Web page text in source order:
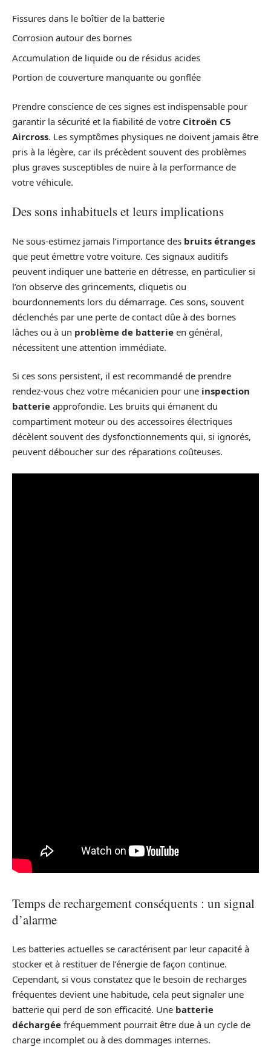
Fissures dans le boîtier de la batterie
Corrosion autour des bornes
Accumulation de liquide ou de résidus acides
Portion de couverture manquante ou gonflée
Prendre conscience de ces signes est indispensable pour
garantir la sécurité et la fiabilité de votre Citroën C5
Aircross. Les symptômes physiques ne doivent jamais être
pris à la légère, car ils précèdent souvent des problèmes
plus graves susceptibles de nuire à la performance de
votre véhicule.
Des sons inhabituels et leurs implications
Ne sous-estimez jamais l’importance des bruits étranges
que peut émettre votre voiture. Ces signaux auditifs
peuvent indiquer une batterie en détresse, en particulier si
l’on observe des grincements, cliquetis ou
bourdonnements lors du démarrage. Ces sons, souvent
déclenchés par une perte de contact dûe à des bornes
lâches ou à un problème de batterie en général,
nécessitent une attention immédiate.
Si ces sons persistent, il est recommandé de prendre
rendez-vous chez votre mécanicien pour une inspection
batterie approfondie. Les bruits qui émanent du
compartiment moteur ou des accessoires électriques
décèlent souvent des dysfonctionnements qui, si ignorés,
peuvent déboucher sur des réparations coûteuses.
Temps de rechargement conséquents : un signal
d’alarme
Les batteries actuelles se caractérisent par leur capacité à
stocker et à restituer de l’énergie de façon continue.
Cependant, si vous constatez que le besoin de recharges
fréquentes devient une habitude, cela peut signaler une
batterie qui perd de son efficacité. Une batterie
déchargée fréquemment pourrait être due à un cycle de
charge incomplet ou à des dommages internes.